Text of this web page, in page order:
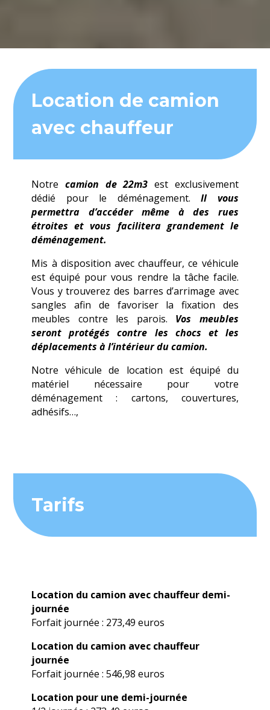
Location de camion
avec chauffeur
Notrecamion de 22m3 est exclusivement
dédié pour le déménagement.Il vous
permettra d’accéder même à des rues
étroites et vous facilitera grandement le
déménagement.
Mis à disposition avec chauffeur, ce véhicule
est équipé pour vous rendre la tâche facile.
Vous y trouverez des barres d’arrimage avec
sangles afin de favoriser la fixation des
meubles contre les parois. Vos meubles
seront protégés contre les chocs et les
déplacements à l’intérieur du camion.
Notre véhicule de location est équipé du
matériel nécessaire pour votre
déménagement : cartons, couvertures,
adhésifs…,
Tarifs
Location du camion avec chauffeur demi-
journée
Forfait journée : 273,49 euros
Location du camion avec chauffeur
journée
Forfait journée : 546,98 euros
Location pour une demi-journée